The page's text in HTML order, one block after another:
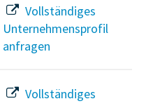
Vollständiges
Unternehmensprofil
anfragen
Vollständiges